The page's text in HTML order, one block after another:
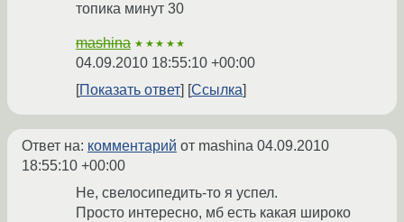
топика минут 30
mashina ★★★★★
04.09.2010 18:55:10 +00:00
Показать ответ
Ссылка
Ответ на: комментарий от mashina 04.09.2010
18:55:10 +00:00
Не, свелосипедить-то я успел.
Просто интересно, мб есть какая широко